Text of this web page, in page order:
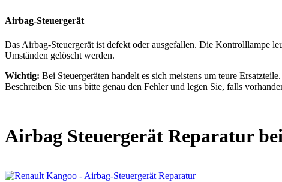
Airbag-Steuergerät
Das Airbag-Steuergerät ist defekt oder ausgefallen. Die Kontrolllampe
Umständen gelöscht werden.
Wichtig: Bei Steuergeräten handelt es sich meistens um teure
Beschreiben Sie uns bitte genau den Fehler und legen Sie, falls
Airbag Steuergerät Reparatur